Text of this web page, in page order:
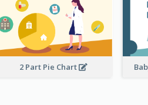
2 Part Pie Chart